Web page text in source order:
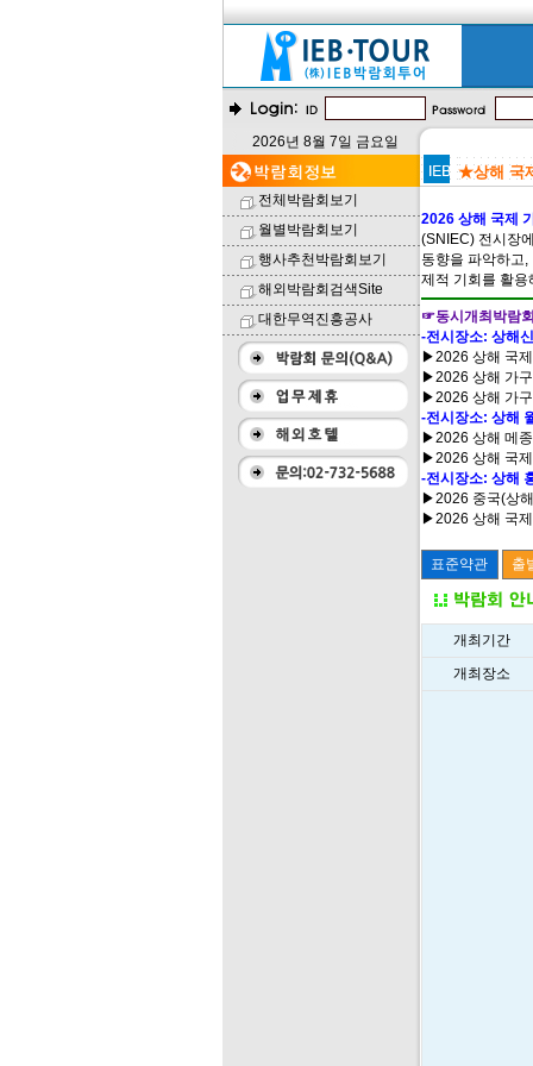
2026년 8월 7일 금요일
전체박람회보기
월별박람회보기
행사추천박람회보기
해외박람회검색Site
대한무역진흥공사
★상해 국
2026 상해 국제
(SNIEC) 전시장
동향을 파악하고
제적 기회를 활용
☞동시개최박람
-전시장소: 상해
▶2026 상해 국
▶2026 상해 가
▶2026 상해 가
-전시장소: 상해
▶2026 상해 메
▶2026 상해 국
-전시장소: 상해
▶2026 중국(상
▶2026 상해 국
개최기간
개최장소